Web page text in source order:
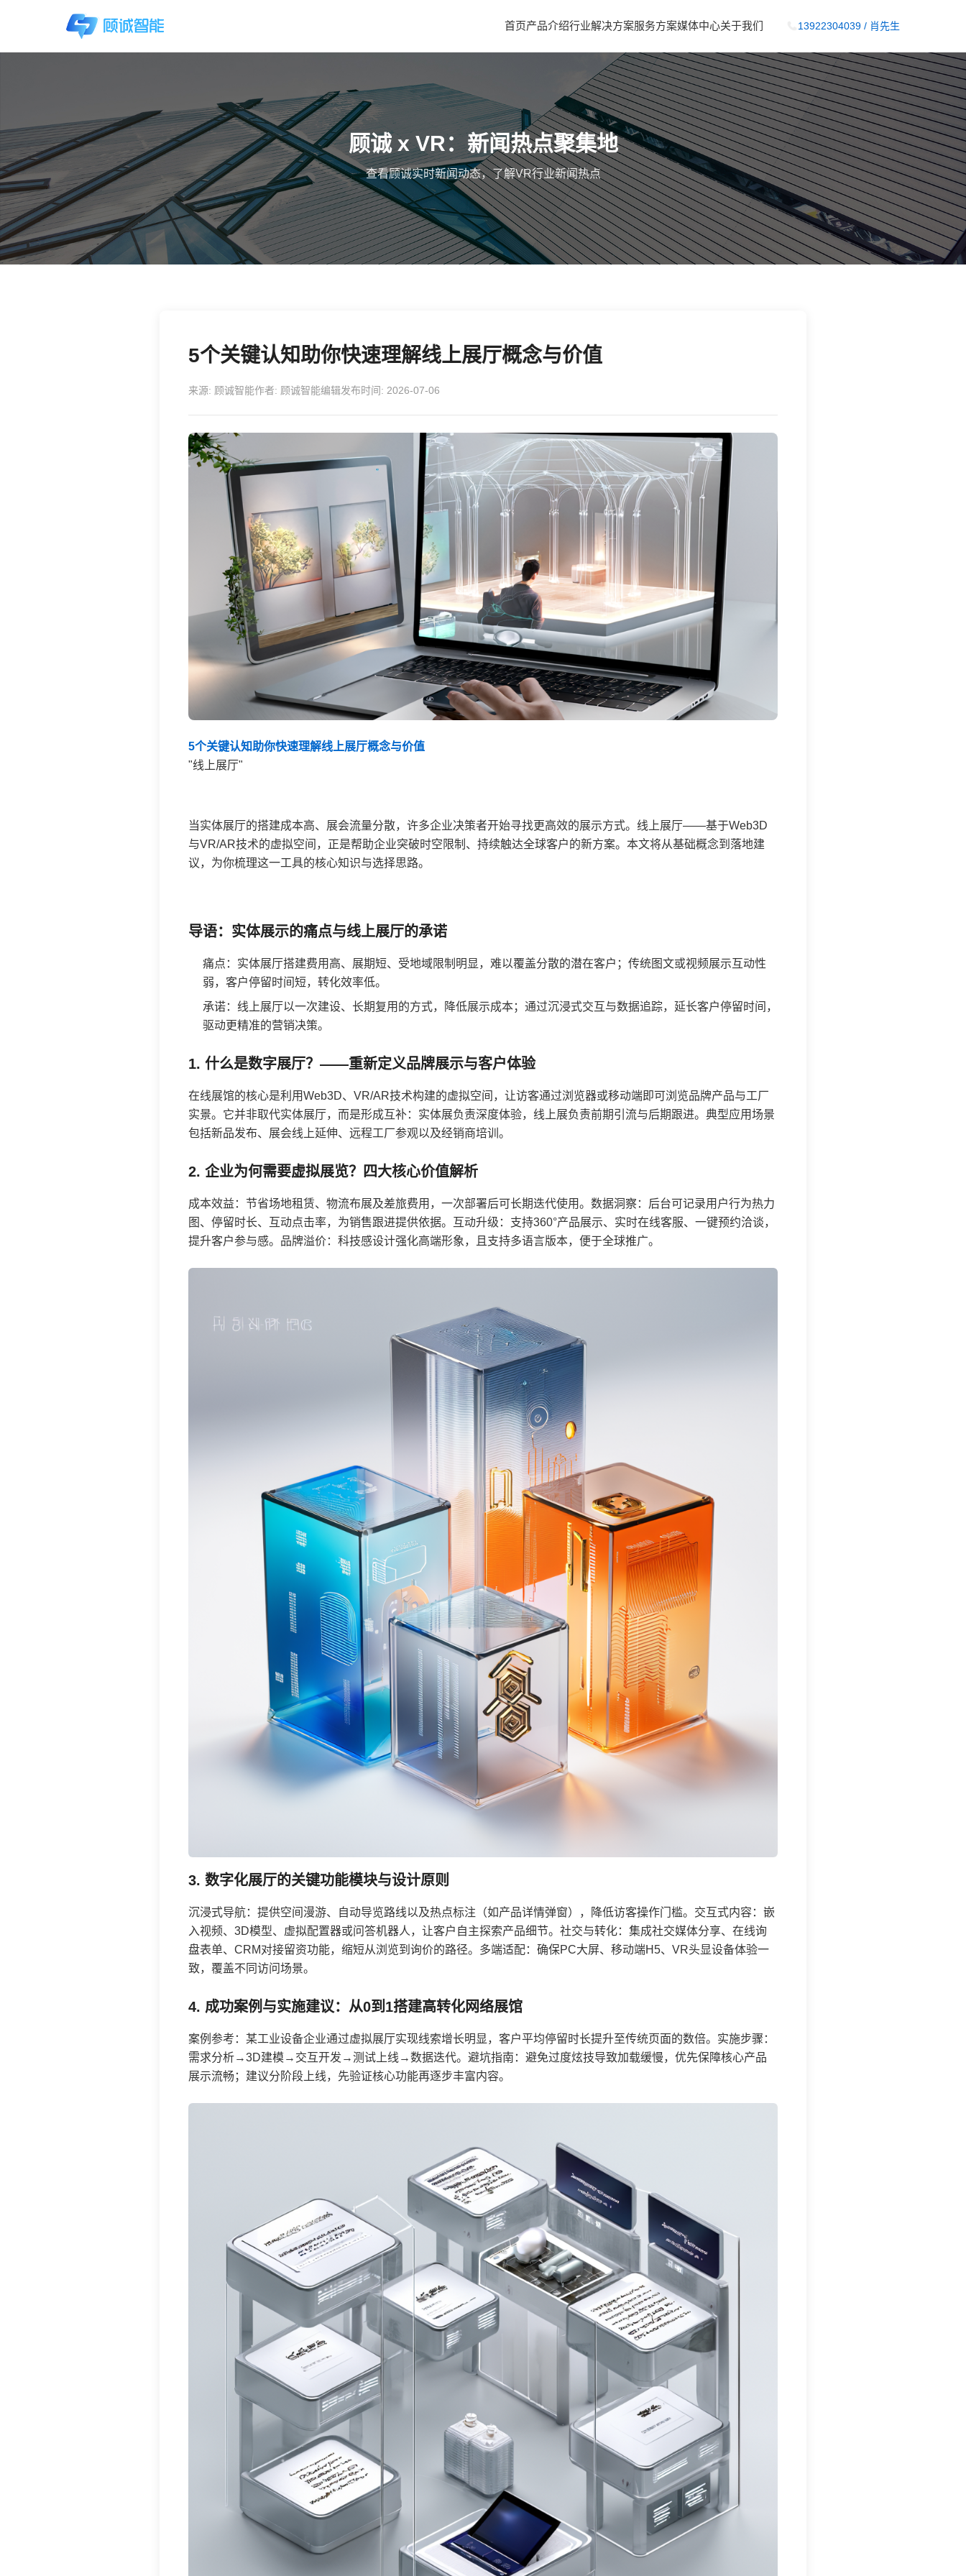
首页产品介绍行业解决方案服务方案媒体中心关于我们 13922304039 / 肖先生
顾诚 x VR：新闻热点聚集地
查看顾诚实时新闻动态，了解VR行业新闻热点
5个关键认知助你快速理解线上展厅概念与价值
来源: 顾诚智能作者: 顾诚智能编辑发布时间: 2026-07-06
5个关键认知助你快速理解线上展厅概念与价值
"线上展厅"
当实体展厅的搭建成本高、展会流量分散，许多企业决策者开始寻找更高效的展示方式。线上展厅——基于Web3D
与VR/AR技术的虚拟空间，正是帮助企业突破时空限制、持续触达全球客户的新方案。本文将从基础概念到落地建
议，为你梳理这一工具的核心知识与选择思路。
导语：实体展示的痛点与线上展厅的承诺
痛点：实体展厅搭建费用高、展期短、受地域限制明显，难以覆盖分散的潜在客户；传统图文或视频展示互动性
弱，客户停留时间短，转化效率低。
承诺：线上展厅以一次建设、长期复用的方式，降低展示成本；通过沉浸式交互与数据追踪，延长客户停留时间，
驱动更精准的营销决策。
1. 什么是数字展厅？——重新定义品牌展示与客户体验
在线展馆的核心是利用Web3D、VR/AR技术构建的虚拟空间，让访客通过浏览器或移动端即可浏览品牌产品与工厂
实景。它并非取代实体展厅，而是形成互补：实体展负责深度体验，线上展负责前期引流与后期跟进。典型应用场景
包括新品发布、展会线上延伸、远程工厂参观以及经销商培训。
2. 企业为何需要虚拟展览？四大核心价值解析
成本效益：节省场地租赁、物流布展及差旅费用，一次部署后可长期迭代使用。数据洞察：后台可记录用户行为热力
图、停留时长、互动点击率，为销售跟进提供依据。互动升级：支持360°产品展示、实时在线客服、一键预约洽谈，
提升客户参与感。品牌溢价：科技感设计强化高端形象，且支持多语言版本，便于全球推广。
3. 数字化展厅的关键功能模块与设计原则
沉浸式导航：提供空间漫游、自动导览路线以及热点标注（如产品详情弹窗），降低访客操作门槛。交互式内容：嵌
入视频、3D模型、虚拟配置器或问答机器人，让客户自主探索产品细节。社交与转化：集成社交媒体分享、在线询
盘表单、CRM对接留资功能，缩短从浏览到询价的路径。多端适配：确保PC大屏、移动端H5、VR头显设备体验一
致，覆盖不同访问场景。
4. 成功案例与实施建议：从0到1搭建高转化网络展馆
案例参考：某工业设备企业通过虚拟展厅实现线索增长明显，客户平均停留时长提升至传统页面的数倍。实施步骤：
需求分析→3D建模→交互开发→测试上线→数据迭代。避坑指南：避免过度炫技导致加载缓慢，优先保障核心产品
展示流畅；建议分阶段上线，先验证核心功能再逐步丰富内容。